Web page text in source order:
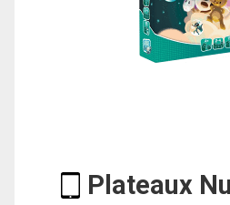
Plateaux